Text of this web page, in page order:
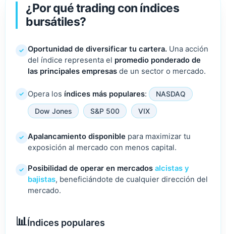
¿Por qué trading con índices
bursátiles?
✓ Oportunidad de diversificar tu cartera.Una acción
del índice representa el promedio ponderado de
las principales empresasde un sector o mercado.
✓ Opera los índices más populares:
NASDAQ
Dow Jones
S&P 500 VIX
✓ Apalancamiento disponible para maximizar tu
exposición al mercado con menos capital.
✓ Posibilidad de operar en mercados alcistas y
bajistas, beneficiándote de cualquier dirección del
mercado.
Índices populares